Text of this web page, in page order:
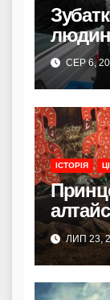
лише
СЕР 6,
ІСТОРІЯ
ЛИП 23,